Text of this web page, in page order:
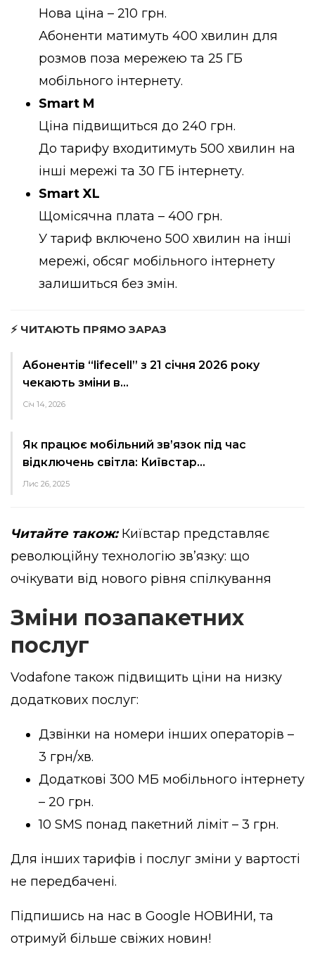
Нова ціна – 210 грн.
Абоненти матимуть 400 хвилин для
розмов поза мережею та 25 ГБ
мобільного інтернету.
Smart M
Ціна підвищиться до 240 грн.
До тарифу входитимуть 500 хвилин на
інші мережі та 30 ГБ інтернету.
Smart XL
Щомісячна плата – 400 грн.
У тариф включено 500 хвилин на інші
мережі, обсяг мобільного інтернету
залишиться без змін.
⚡ ЧИТАЮТЬ ПРЯМО ЗАРАЗ
Абонентів “lifecell” з 21 січня 2026 року
чекають зміни в…
Січ 14, 2026
Як працює мобільний зв’язок під час
відключень світла: Київстар…
Лис 26, 2025
Читайте також: Київстар представляє
революційну технологію зв’язку: що
очікувати від нового рівня спілкування
Зміни позапакетних
послуг
Vodafone також підвищить ціни на низку
додаткових послуг:
Дзвінки на номери інших операторів –
3 грн/хв.
Додаткові 300 МБ мобільного інтернету
– 20 грн.
10 SMS понад пакетний ліміт – 3 грн.
Для інших тарифів і послуг зміни у вартості
не передбачені.
Підпишись на нас в Google НОВИНИ, та
отримуй більше свіжих новин!